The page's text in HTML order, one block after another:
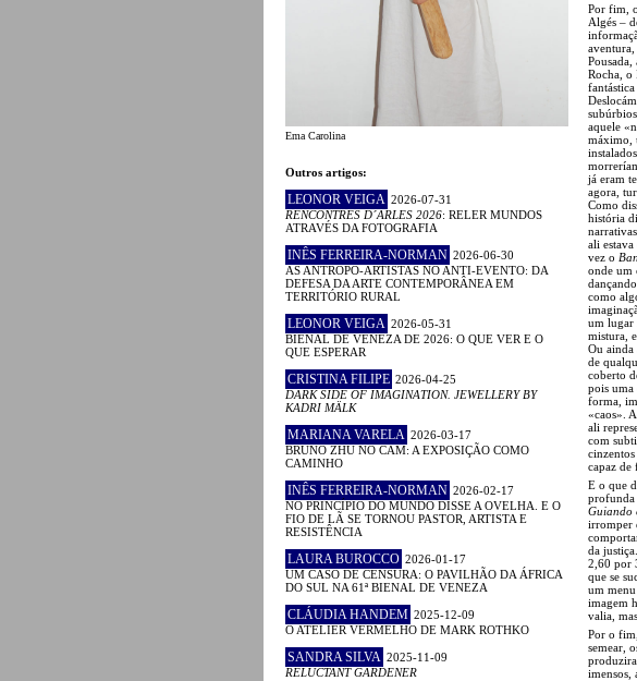
Ema Carolina
Outros artigos:
LEONOR VEIGA 2026-07-31
RENCONTRES D´ARLES 2026: RELER MUNDOS
ATRAVÉS DA FOTOGRAFIA
INÊS FERREIRA-NORMAN 2026-06-30
AS ANTROPO-ARTISTAS NO ANTI-EVENTO: DA
DEFESA DA ARTE CONTEMPORÂNEA EM
TERRITÓRIO RURAL
LEONOR VEIGA 2026-05-31
BIENAL DE VENEZA DE 2026: O QUE VER E O
QUE ESPERAR
CRISTINA FILIPE 2026-04-25
DARK SIDE OF IMAGINATION. JEWELLERY BY
KADRI MÄLK
MARIANA VARELA 2026-03-17
BRUNO ZHU NO CAM: A EXPOSIÇÃO COMO
CAMINHO
INÊS FERREIRA-NORMAN 2026-02-17
NO PRINCÍPIO DO MUNDO DISSE A OVELHA. E O
FIO DE LÃ SE TORNOU PASTOR, ARTISTA E
RESISTÊNCIA
LAURA BUROCCO 2026-01-17
UM CASO DE CENSURA: O PAVILHÃO DA ÁFRICA
DO SUL NA 61ª BIENAL DE VENEZA
CLÁUDIA HANDEM 2025-12-09
O ATELIER VERMELHO DE MARK ROTHKO
SANDRA SILVA 2025-11-09
RELUCTANT GARDENER
Por fim,
Algés –
Rocha, o
aquele
máximo,
já eram
agora,
Como
história
ali
vez o
onde um
como
um lugar
mistura,
Ou ainda
de
coberto
pois uma
forma,
«caos».
ali
com
capaz de
E o que
profunda
Guiando
irromper
da
2,60 por
que se
um menu
imagem
valia,
Por o
semear,
imensos,